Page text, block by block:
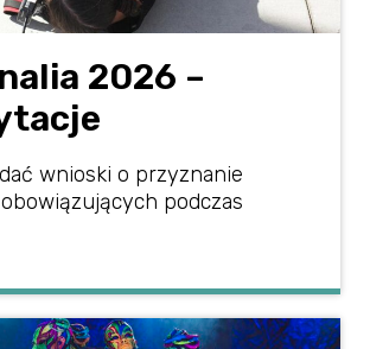
2026 –
wnioski o przyznanie
podczas